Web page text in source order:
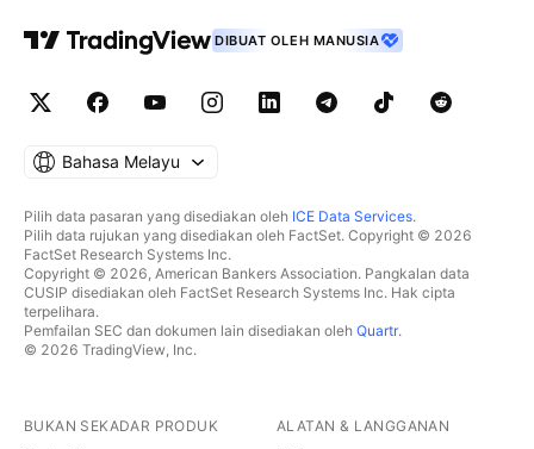
DIBUAT OLEH MANUSIA
Bahasa Melayu
Pilih data pasaran yang disediakan oleh ICE Data Services.
Pilih data rujukan yang disediakan oleh FactSet. Copyright © 2026
FactSet Research Systems Inc.
Copyright © 2026, American Bankers Association. Pangkalan data
CUSIP disediakan oleh FactSet Research Systems Inc. Hak cipta
terpelihara.
Pemfailan SEC dan dokumen lain disediakan oleh Quartr.
© 2026 TradingView, Inc.
BUKAN SEKADAR PRODUK ALATAN & LANGGANAN